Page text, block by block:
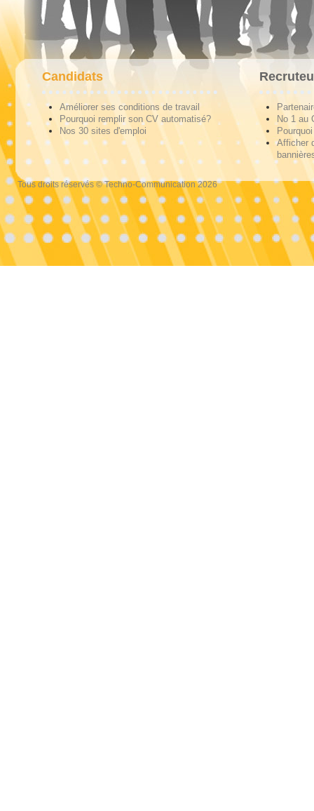
Candidats
Améliorer ses conditions de travail
Pourquoi remplir son CV automatisé?
Nos 30 sites d'emploi
No 1 au
Afficher
Tous droits réservés © Techno-Communication 2026